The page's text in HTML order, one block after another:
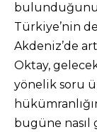
bulunduğunu
Türkiye’nin
Akdeniz’de
Oktay,
yönelik soru
bugüne nasıl